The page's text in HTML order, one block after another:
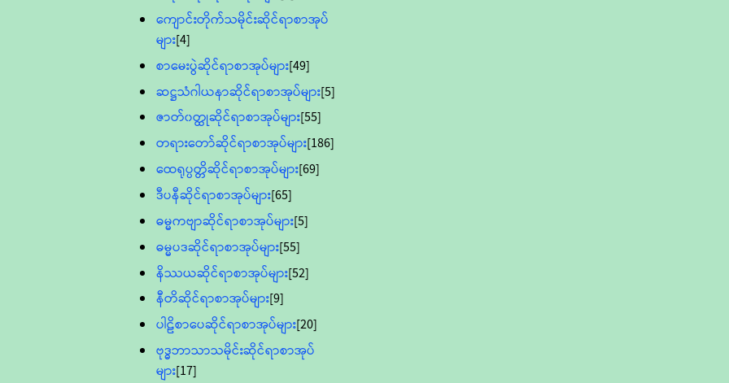
ကျောင်းတိုက်သမိုင်းဆိုင်ရာစာအုပ်
များ[4]
စာမေးပွဲဆိုင်ရာစာအုပ်များ[49]
ဆဋ္ဌသံဂါယနာဆိုင်ရာစာအုပ်များ[5]
ဇာတ်၀တ္ထုဆိုင်ရာစာအုပ်များ[55]
တရားတော်ဆိုင်ရာစာအုပ်များ[186]
ထေရုပ္ပတ္တိဆိုင်ရာစာအုပ်များ[69]
ဒီပနီဆိုင်ရာစာအုပ်များ[65]
ဓမ္မကဗျာဆိုင်ရာစာအုပ်များ[5]
ဓမ္မပဒဆိုင်ရာစာအုပ်များ[55]
နိဿယဆိုင်ရာစာအုပ်များ[52]
နီတိဆိုင်ရာစာအုပ်များ[9]
ပါဠိစာပေဆိုင်ရာစာအုပ်များ[20]
ဗုဒ္ဓဘာသာသမိုင်းဆိုင်ရာစာအုပ်
များ[17]